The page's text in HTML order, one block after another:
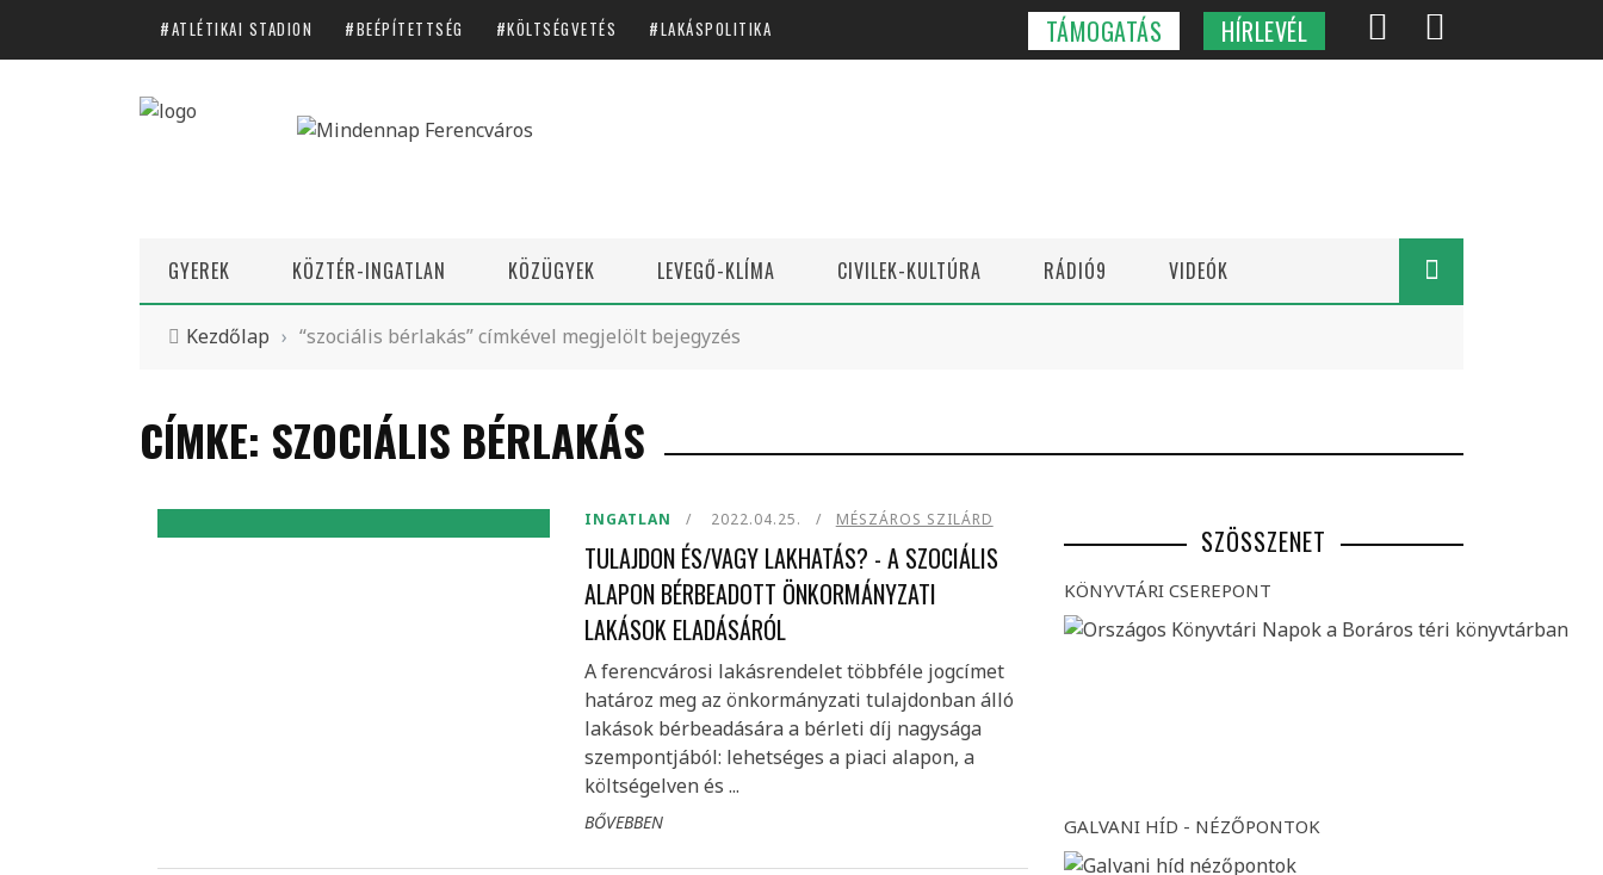
ATLÉTIKAI STADION BEÉPÍTETTSÉG KÖLTSÉGVETÉS LAKÁSPOLITIKA TÁMOGATÁS HÍRLEVÉL
GYEREK KÖZTÉR-INGATLAN KÖZÜGYEK LEVEGŐ-KLÍMA CIVILEK-KULTÚRA RÁDIÓ9 VIDEÓK
Kezdőlap › “szociális bérlakás” címkével megjelölt bejegyzés
CÍMKE: SZOCIÁLIS BÉRLAKÁS
INGATLAN 2022.04.25. MÉSZÁROS SZILÁRD
TULAJDON ÉS/VAGY LAKHATÁS? - A SZOCIÁLIS
ALAPON BÉRBEADOTT ÖNKORMÁNYZATI
LAKÁSOK ELADÁSÁRÓL
A ferencvárosi lakásrendelet többféle jogcímet
határoz meg az önkormányzati tulajdonban álló
lakások bérbeadására a bérleti díj nagysága
szempontjából: lehetséges a piaci alapon, a
költségelven és ...
BŐVEBBEN
SZÖSSZENET
KÖNYVTÁRI CSEREPONT
GALVANI HÍD - NÉZŐPONTOK